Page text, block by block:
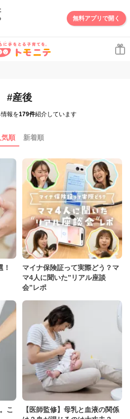
無料アプリで開く
#産後
報を179件紹介しています
気順 新着順
マイナ保険証って実際どう？マ
マ4人に聞いた”リアル座談
会”レポ
こ
【医師監修】母乳と血液の関係